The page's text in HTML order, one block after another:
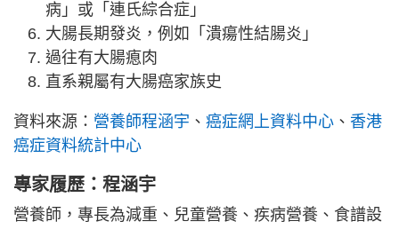
病」或「連氏綜合症」
大腸長期發炎，例如「潰瘍性結腸炎」
過往有大腸瘜肉
直系親屬有大腸癌家族史
資料來源： 營養師程涵宇 、 癌症網上資料中心 、 香港
癌症資料統計中心
專家履歷：程涵宇
營養師，專長為減重、兒童營養、疾病營養、食譜設